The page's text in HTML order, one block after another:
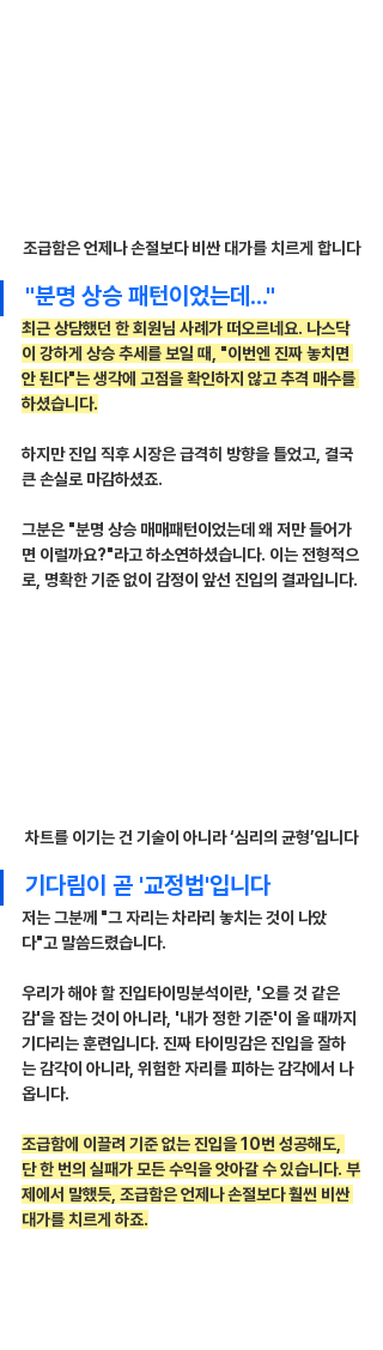
조급함은 언제나 손절보다 비싼 대가를 치르게 합니다
"분명 상승 패턴이었는데..."
최근 상담했던 한 회원님 사례가 떠오르네요. 나스닥
이 강하게 상승 추세를 보일 때, "이번엔 진짜 놓치면
안 된다"는 생각에 고점을 확인하지 않고 추격 매수를
하셨습니다.
하지만 진입 직후 시장은 급격히 방향을 틀었고, 결국
큰 손실로 마감하셨죠.
그분은 "분명 상승 매매패턴이었는데 왜 저만 들어가
면 이럴까요?"라고 하소연하셨습니다. 이는 전형적으
로, 명확한 기준 없이 감정이 앞선 진입의 결과입니다.
차트를 이기는 건 기술이 아니라 ‘심리의 균형’입니다
기다림이 곧 '교정법'입니다
저는 그분께 "그 자리는 차라리 놓치는 것이 나았
다"고 말씀드렸습니다.
우리가 해야 할 진입타이밍분석이란, '오를 것 같은
감'을 잡는 것이 아니라, '내가 정한 기준'이 올 때까지
기다리는 훈련입니다. 진짜 타이밍감은 진입을 잘하
는 감각이 아니라, 위험한 자리를 피하는 감각에서 나
옵니다.
조급함에 이끌려 기준 없는 진입을 10번 성공해도,
단 한 번의 실패가 모든 수익을 앗아갈 수 있습니다. 부
제에서 말했듯, 조급함은 언제나 손절보다 훨씬 비싼
대가를 치르게 하죠.